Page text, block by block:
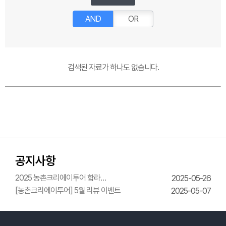
AND OR
검색된 자료가 하나도 없습니다.
공지사항
2025 농촌크리에이투어 함라
한옥체험관 웨딩의상체험
2025-05-26
[농촌크리에이투어] 5월 리뷰 이벤트
2025-05-07